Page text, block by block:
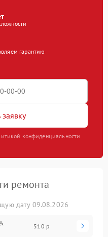
гарантию
конфиденциальности
ремонта
дату 09.08.2026
510 р